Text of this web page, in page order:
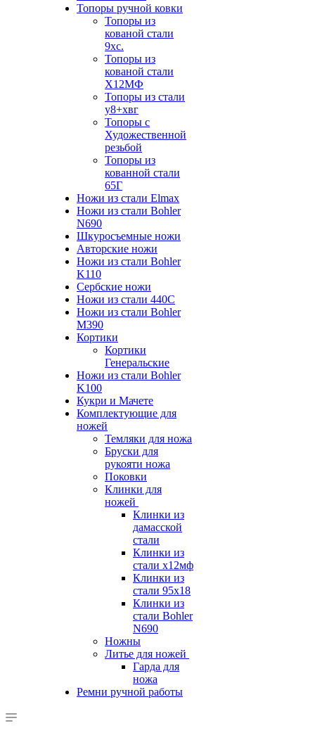
Топоры ручной ковки
Топоры из
кованой стали
9хс.
Топоры из
кованой стали
Х12МФ
Топоры из стали
у8+хвг
Топоры с
Художественной
резьбой
Топоры из
кованной стали
65Г
Ножи из стали Elmax
Ножи из стали Bohler
N690
Шкуросъемные ножи
Авторские ножи
Ножи из стали Bohler
K110
Сербские ножи
Ножи из стали 440С
Ножи из стали Bohler
M390
Кортики
Кортики
Генеральские
Ножи из стали Bohler
K100
Кукри и Мачете
Комплектующие для
ножей
Темляки для ножа
Бруски для
рукояти ножа
Поковки
Клинки для
ножей
Клинки из
дамасской
стали
Клинки из
стали х12мф
Клинки из
стали 95х18
Клинки из
стали Bohler
N690
Ножны
Литье для ножей
Гарда для
ножа
Ремни ручной работы